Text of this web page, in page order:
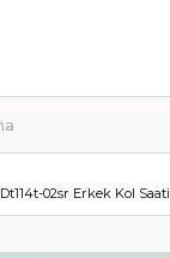
Dt114t-02sr Erkek Kol Saati